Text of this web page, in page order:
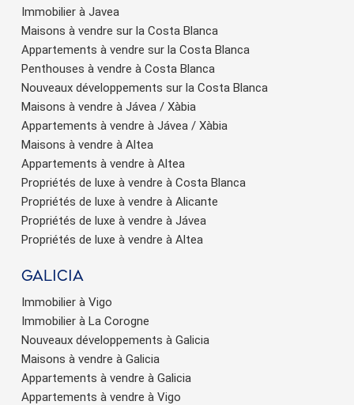
Immobilier à Javea
Maisons à vendre sur la Costa Blanca
Appartements à vendre sur la Costa Blanca
Penthouses à vendre à Costa Blanca
Nouveaux développements sur la Costa Blanca
Maisons à vendre à Jávea / Xàbia
Appartements à vendre à Jávea / Xàbia
Maisons à vendre à Altea
Appartements à vendre à Altea
Propriétés de luxe à vendre à Costa Blanca
Propriétés de luxe à vendre à Alicante
Propriétés de luxe à vendre à Jávea
Propriétés de luxe à vendre à Altea
Galicia
Immobilier à Vigo
Immobilier à La Corogne
Nouveaux développements à Galicia
Maisons à vendre à Galicia
Appartements à vendre à Galicia
Appartements à vendre à Vigo